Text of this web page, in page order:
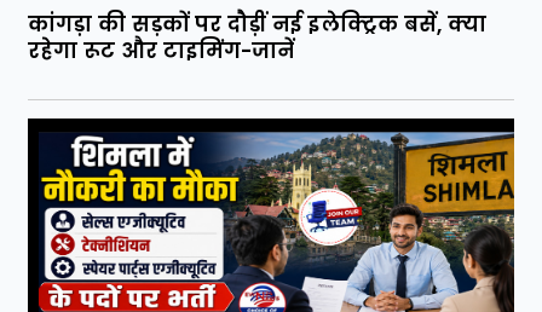
कांगड़ा की सड़कों पर दौड़ीं नई इलेक्ट्रिक बसें, क्या
रहेगा रूट और टाइमिंग-जानें